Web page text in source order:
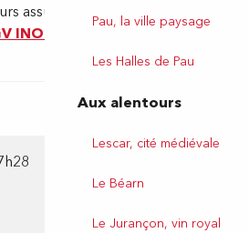
Pau, la ville paysage
Les Halles de Pau
Aux alentours
Lescar, cité médiévale
Le Béarn
Le Jurançon, vin royal
assurent les liaisons
INOUI
depuis et vers Paris
Depuis Paris
Dernier départ :